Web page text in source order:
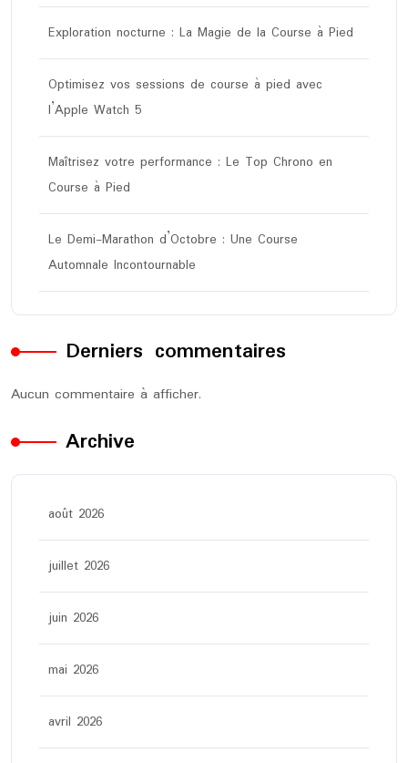
Exploration nocturne : La Magie de la Course à Pied
Optimisez vos sessions de course à pied avec
l’Apple Watch 5
Maîtrisez votre performance : Le Top Chrono en
Course à Pied
Le Demi-Marathon d’Octobre : Une Course
Automnale Incontournable
Derniers commentaires
Aucun commentaire à afficher.
Archive
août 2026
juillet 2026
juin 2026
mai 2026
avril 2026